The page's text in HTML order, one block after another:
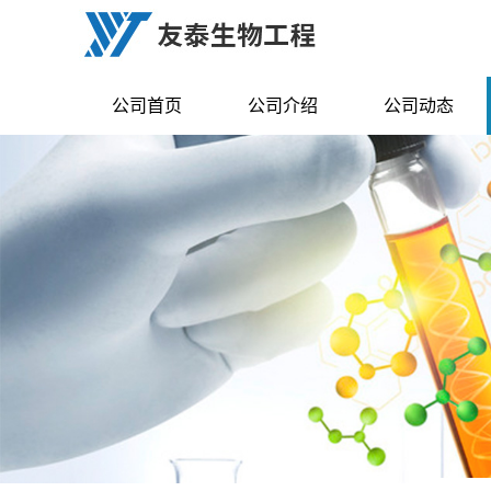
公司首页 公司介绍 公司动态